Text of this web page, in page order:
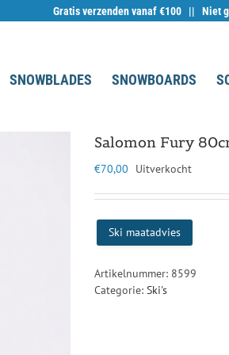
Gratis verzenden vanaf €100 || Niet
SNOWBLADES SNOWBOARDS
Salomon Fury
€70,00 Uitverkocht
Ski maatadvies
Artikelnummer: 8599
Categorie: Ski's